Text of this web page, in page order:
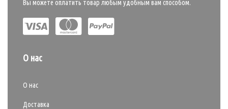
Вы можете оплатить товар любым удобным вам способом.
О нас
О нас
Доставка